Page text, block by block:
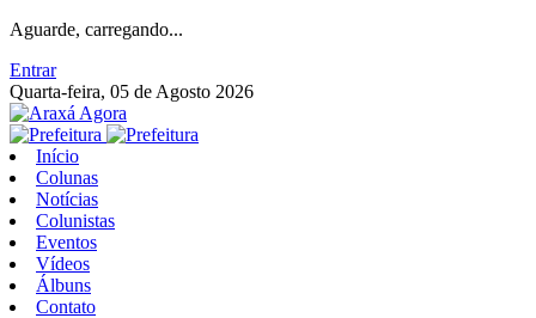
Aguarde, carregando...
Entrar
Quarta-feira, 05 de Agosto 2026
Início
Colunas
Notícias
Colunistas
Eventos
Vídeos
Álbuns
Contato